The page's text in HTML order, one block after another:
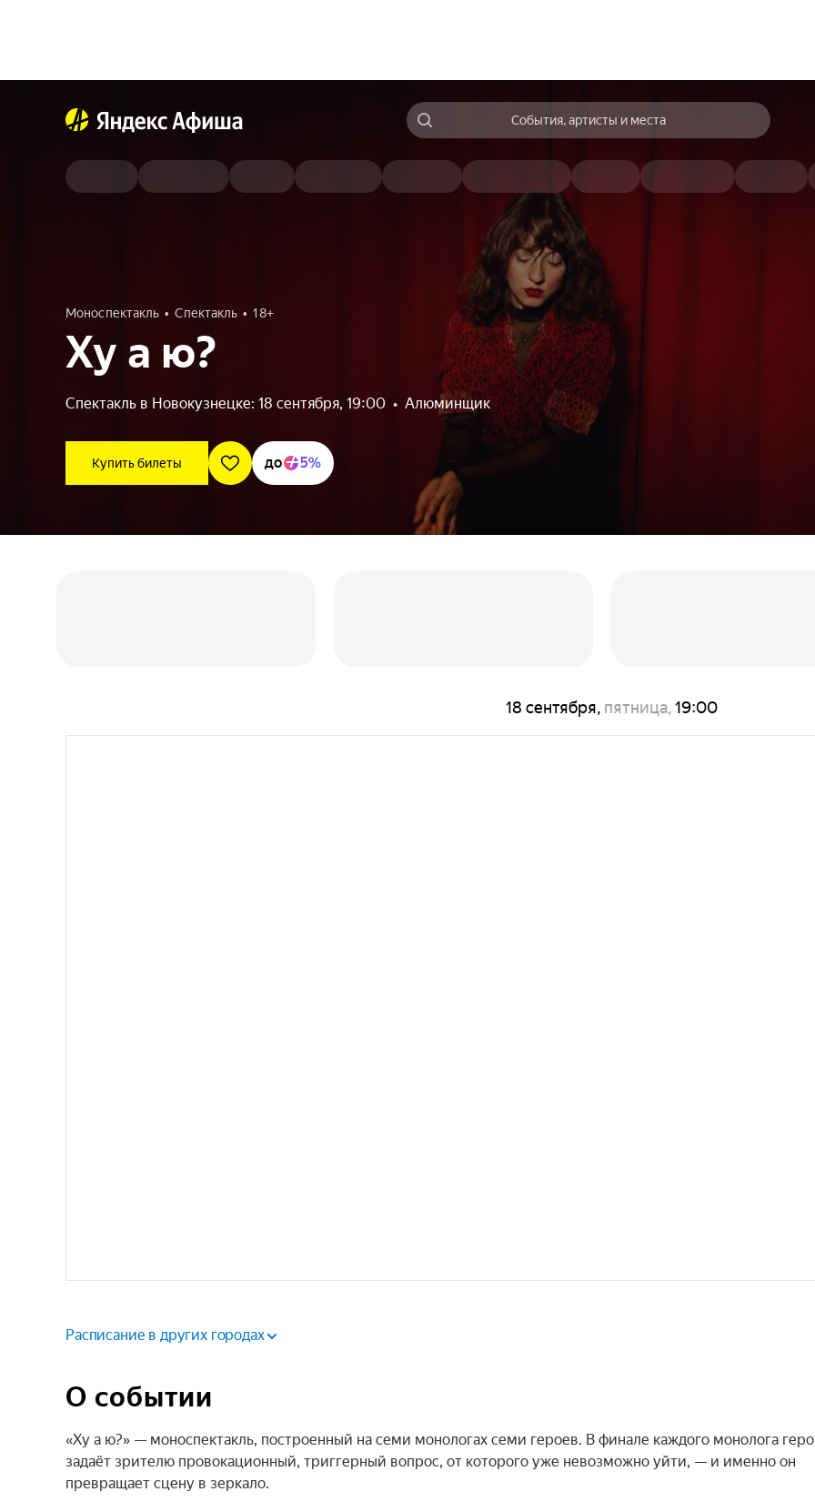
События, артисты и места
Моноспектакль Спектакль 18+
Ху а ю?
Спектакль в Новокузнецке: 18 сентября, 19:00 • Алюминщик
Купить билеты до 5%
18 сентября, пятница, 19:00
Расписание в других городах
О событии
«Ху а ю?» — моноспектакль, построенный на семи монологах семи героев. В финале каждого монолога
задаёт зрителю провокационный, триггерный вопрос, от которого уже невозможно уйти, — и именно он
превращает сцену в зеркало.